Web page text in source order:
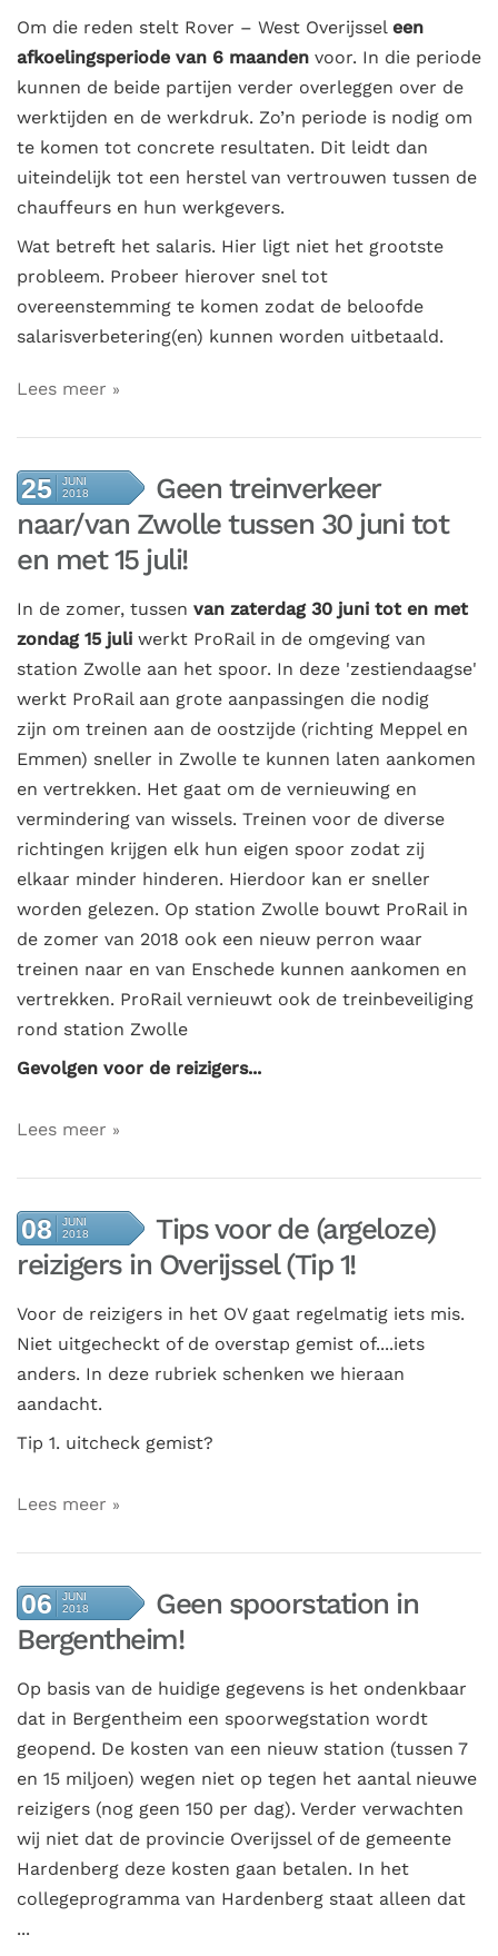
Om die reden stelt Rover – West Overijssel een
afkoelingsperiode van 6 maanden voor. In die periode
kunnen de beide partijen verder overleggen over de
werktijden en de werkdruk. Zo’n periode is nodig om
te komen tot concrete resultaten. Dit leidt dan
uiteindelijk tot een herstel van vertrouwen tussen de
chauffeurs en hun werkgevers.
Wat betreft het salaris. Hier ligt niet het grootste
probleem. Probeer hierover snel tot
overeenstemming te komen zodat de beloofde
salarisverbetering(en) kunnen worden uitbetaald.
Lees meer
25
JUNI
2018
Geen treinverkeer
naar/van Zwolle tussen 30 juni tot
en met 15 juli!
In de zomer, tussen van zaterdag 30 juni tot en met
zondag 15 juli werkt ProRail in de omgeving van
station Zwolle aan het spoor. In deze 'zestiendaagse'
werkt ProRail aan grote aanpassingen die nodig
zijn om treinen aan de oostzijde (richting Meppel en
Emmen) sneller in Zwolle te kunnen laten aankomen
en vertrekken. Het gaat om de vernieuwing en
vermindering van wissels. Treinen voor de diverse
richtingen krijgen elk hun eigen spoor zodat zij
elkaar minder hinderen. Hierdoor kan er sneller
worden gelezen. Op station Zwolle bouwt ProRail in
de zomer van 2018 ook een nieuw perron waar
treinen naar en van Enschede kunnen aankomen en
vertrekken. ProRail vernieuwt ook de treinbeveiliging
rond station Zwolle
Gevolgen voor de reizigers...
Lees meer
08
JUNI
2018
Tips voor de (argeloze)
reizigers in Overijssel (Tip 1!
Voor de reizigers in het OV gaat regelmatig iets mis.
Niet uitgecheckt of de overstap gemist of....iets
anders. In deze rubriek schenken we hieraan
aandacht.
Tip 1. uitcheck gemist?
Lees meer
06
JUNI
2018
Geen spoorstation in
Bergentheim!
Op basis van de huidige gegevens is het ondenkbaar
dat in Bergentheim een spoorwegstation wordt
geopend. De kosten van een nieuw station (tussen 7
en 15 miljoen) wegen niet op tegen het aantal nieuwe
reizigers (nog geen 150 per dag). Verder verwachten
wij niet dat de provincie Overijssel of de gemeente
Hardenberg deze kosten gaan betalen. In het
collegeprogramma van Hardenberg staat alleen dat
...